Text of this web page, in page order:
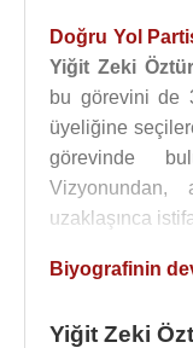
Doğru Yol
Yiğit Zeki
bu görevini de
üyeliğine
görevinde
Vizyonundan,
uzaklaşınca
2012 yılında
yerel
Biyografinin
Yiğit Zeki